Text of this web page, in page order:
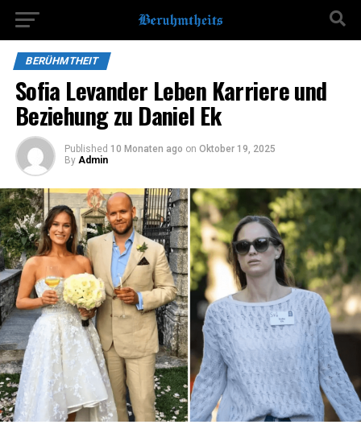
BERÜHMTHEIT
Sofia Levander Leben Karriere und
Beziehung zu Daniel Ek
Published 10 Monaten ago on Oktober 19, 2025
By Admin